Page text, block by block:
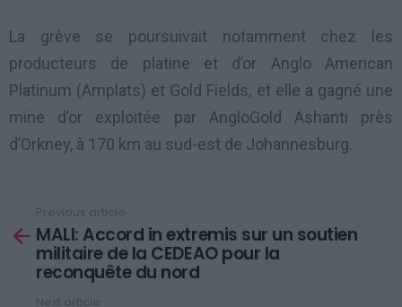
La grève se poursuivait notamment chez les
producteurs de platine et d’or Anglo American
Platinum (Amplats) et Gold Fields, et elle a gagné une
mine d’or exploitée par AngloGold Ashanti près
d’Orkney, à 170 km au sud-est de Johannesburg.
more
Previous article
MALI: Accord in extremis sur un soutien
militaire de la CEDEAO pour la
reconquête du nord
Next article